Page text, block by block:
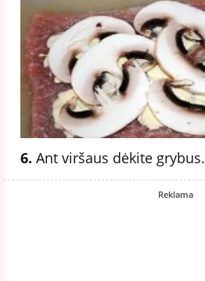
6. Ant viršaus dėkite grybus.
Reklama